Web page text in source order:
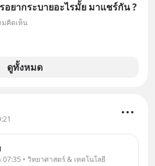
ยากระบายอะไรมั้ย มาแชร์กัน ?
มคิดเห็น
ดูทั้งหมด
07:35 • วิทยาศาสตร์ & เทคโนโลยี